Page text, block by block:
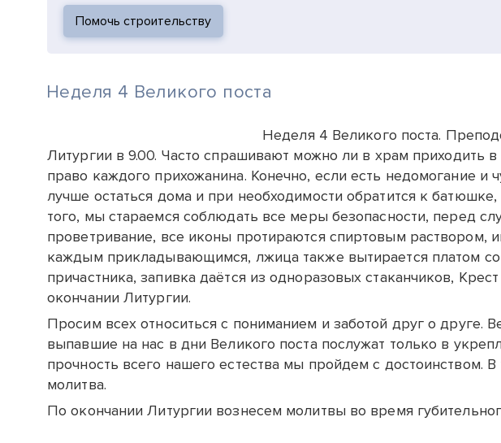
Помочь строительству
Неделя 4 Великого поста
Неделя 4 Великого поста.
Литургии в 9.00. Часто спрашивают можно ли в храм приходить
право каждого прихожанина. Конечно, если есть недомогание и
лучше остаться дома и при необходимости обратится к
того, мы стараемся соблюдать все меры безопасности, перед
проветривание, все иконы протираются спиртовым раствором,
каждым прикладывающимся, лжица также вытирается платом
причастника, запивка даётся из одноразовых стаканчиков,
окончании Литургии.
Просим всех относиться с пониманием и заботой друг о друге.
выпавшие на нас в дни Великого поста послужат только в
прочность всего нашего естества мы пройдем с достоинством.
молитва.
По окончании Литургии вознесем молитвы во время